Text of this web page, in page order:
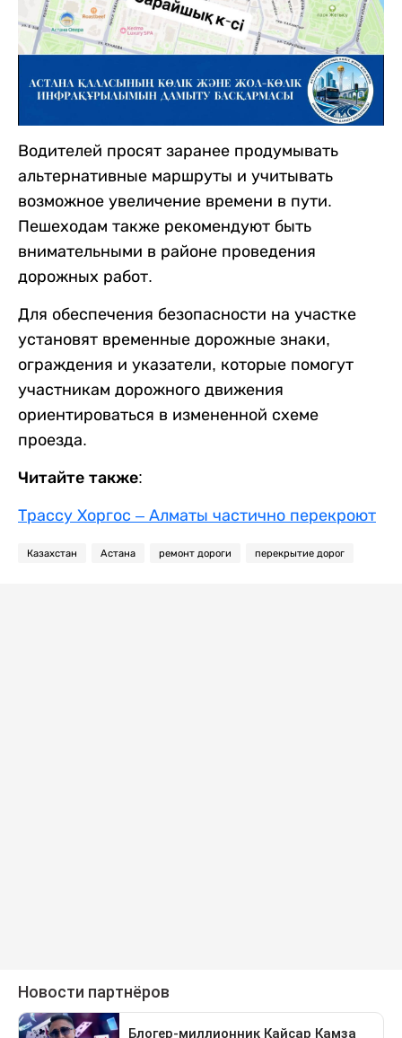
Водителей просят заранее продумывать
альтернативные маршруты и учитывать
возможное увеличение времени в пути.
Пешеходам также рекомендуют быть
внимательными в районе проведения
дорожных работ.
Для обеспечения безопасности на участке
установят временные дорожные знаки,
ограждения и указатели, которые помогут
участникам дорожного движения
ориентироваться в измененной схеме
проезда.
Читайте также:
Трассу Хоргос – Алматы частично перекроют
Казахстан Астана ремонт дороги перекрытие дорог